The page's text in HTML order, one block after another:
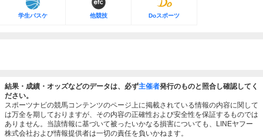
学生バスケ 他競技 Doスポーツ
結果・成績・オッズなどのデータは、必ず主催者発行のものと照合し確認してく
ださい。
スポーツナビの競馬コンテンツのページ上に掲載されている情報の内容に関して
は万全を期しておりますが、その内容の正確性および安全性を保証するものでは
ありません。当該情報に基づいて被ったいかなる損害についても、LINEヤフー
株式会社および情報提供者は一切の責任を負いかねます。